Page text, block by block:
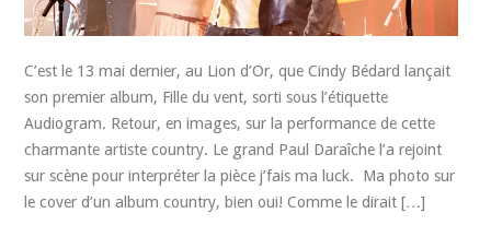
C’est le 13 mai dernier, au Lion d’Or, que Cindy Bédard lançait
son premier album, Fille du vent, sorti sous l’étiquette
Audiogram. Retour, en images, sur la performance de cette
charmante artiste country. Le grand Paul Daraîche l’a rejoint
sur scène pour interpréter la pièce j’fais ma luck. Ma photo sur
le cover d’un album country, bien oui! Comme le dirait […]